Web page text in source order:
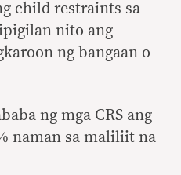
child restraints sa
nito ang
ng bangaan o
ng mga CRS ang
naman sa maliliit na